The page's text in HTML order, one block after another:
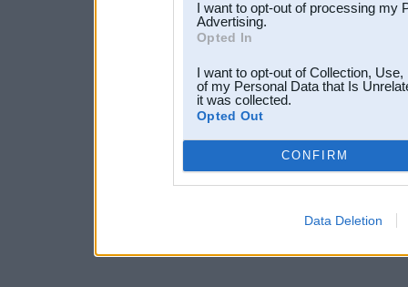
I want to opt-out of processing my
Advertising.
Opted In
I want to opt-out of Collection,
of my Personal Data that Is
it was collected.
Opted Out
CONFIRM
Data Deletion